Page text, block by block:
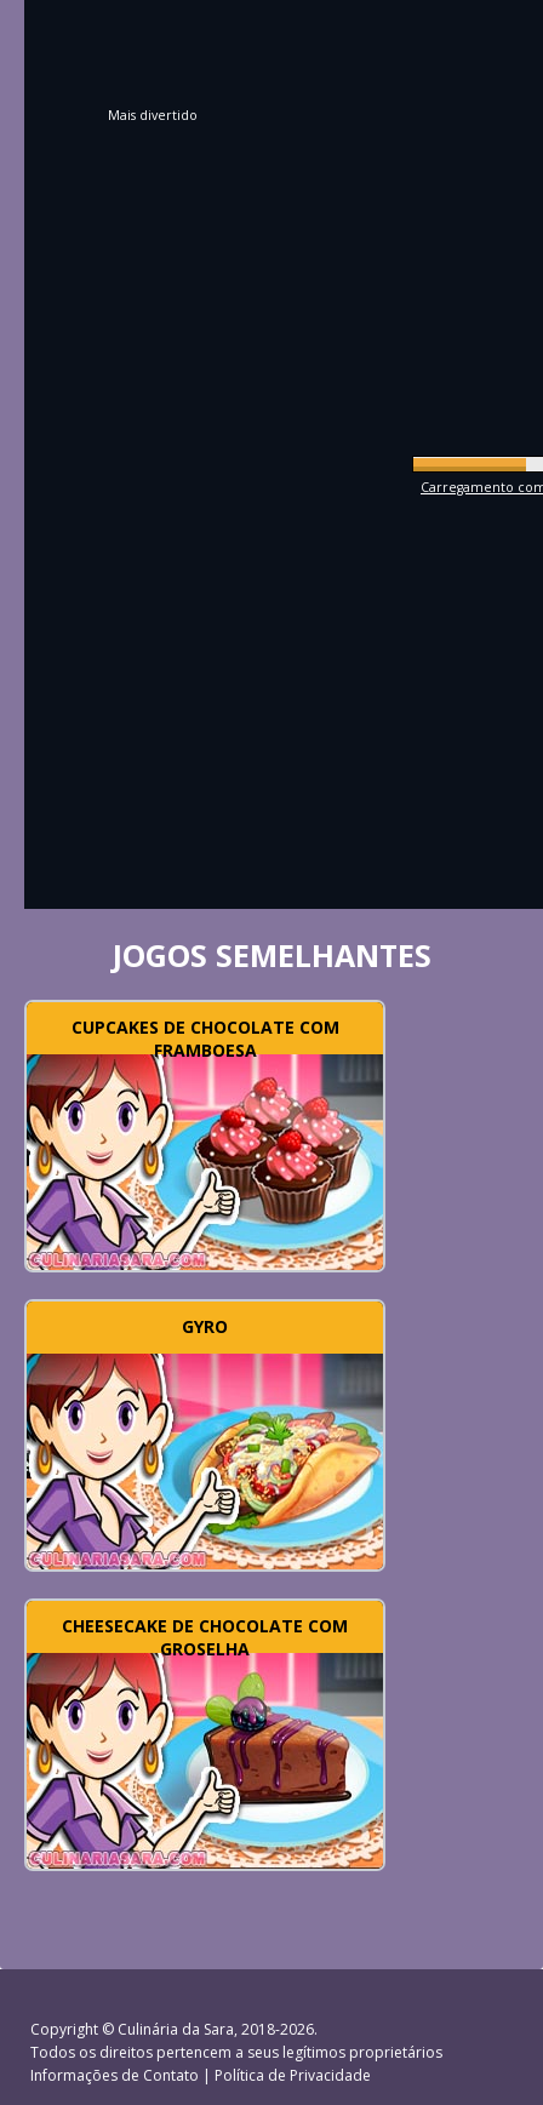
Mais divertido
Carregamento
JOGOS SEMELHANTES
CUPCAKES DE CHOCOLATE COM
FRAMBOESA
GYRO
CHEESECAKE DE CHOCOLATE COM
GROSELHA
Copyright © Culinária da Sara, 2018-2026.
Todos os direitos pertencem a seus legítimos proprietários
Informações de Contato | Política de Privacidade